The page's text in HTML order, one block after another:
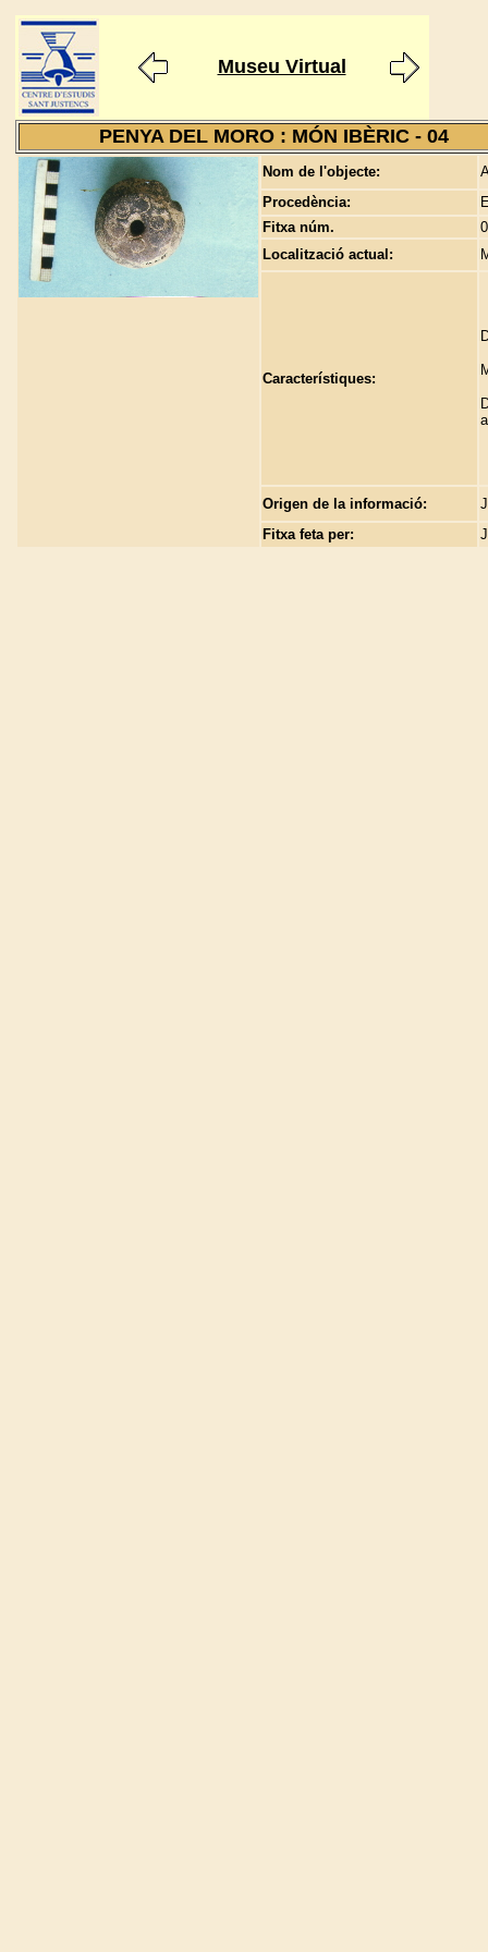
Museu Virtual
PENYA DEL MORO : MÓN IBÈRIC - 04
Nom de l'objecte:
Procedència:
Fitxa núm.
Localització actual:
Característiques:
Origen de la informació:
Fitxa feta per: